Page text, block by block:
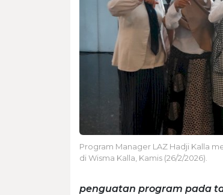
Program Manager LAZ Hadji Kalla
di Wisma Kalla, Kamis (26/2/2026).
penguatan program pada